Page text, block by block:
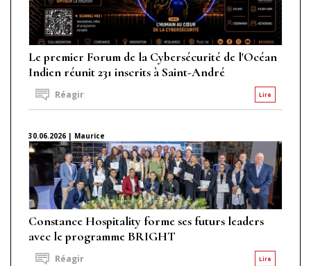
Le premier Forum de la Cybersécurité de l'Océan
Indien réunit 231 inscrits à Saint-André
Lire
Réagir
30.06.2026 | Maurice
Constance Hospitality forme ses futurs leaders
avec le programme BRIGHT
Lire
Réagir